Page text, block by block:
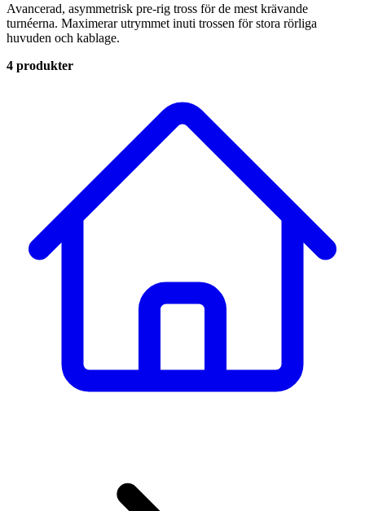
Avancerad, asymmetrisk pre-rig tross för de mest krävande
turnéerna. Maximerar utrymmet inuti trossen för stora rörliga
huvuden och kablage.
4 produkter